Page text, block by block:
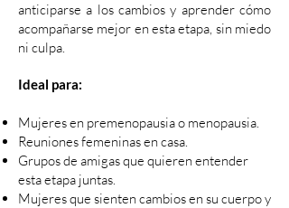
anticiparse a los cambios y aprender cómo
acompañarse mejor en esta etapa, sin miedo
ni culpa.
Ideal para:
Mujeres en premenopausia o menopausia.
Reuniones femeninas en casa.
Grupos de amigas que quieren entender
esta etapa juntas.
Mujeres que sienten cambios en su cuerpo y